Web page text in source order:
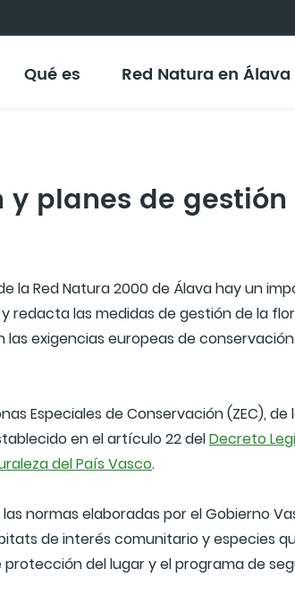
Qué es Red Natura en Álava
y planes de
la Red Natura 2000 de Álava hay un
redacta las medidas de gestión de la
exigencias europeas de
Especiales de Conservación (ZEC),
en el artículo 22 delDecreto
del País Vasco.
normas elaboradas por el Gobierno
de interés comunitario y especies
protección del lugar y el programa de